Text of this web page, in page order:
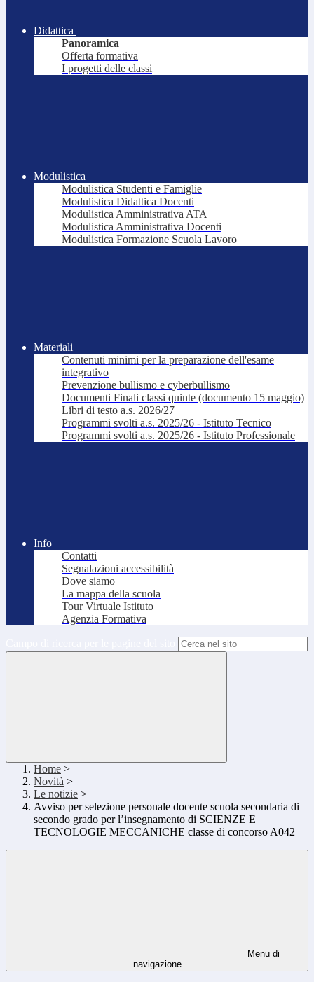
Didattica
Panoramica
Offerta formativa
I progetti delle classi
Modulistica
Modulistica Studenti e Famiglie
Modulistica Didattica Docenti
Modulistica Amministrativa ATA
Modulistica Amministrativa Docenti
Modulistica Formazione Scuola Lavoro
Materiali
Contenuti minimi per la preparazione dell'esame
integrativo
Prevenzione bullismo e cyberbullismo
Documenti Finali classi quinte (documento 15 maggio)
Libri di testo a.s. 2026/27
Programmi svolti a.s. 2025/26 - Istituto Tecnico
Programmi svolti a.s. 2025/26 - Istituto Professionale
Info
Contatti
Segnalazioni accessibilità
Dove siamo
La mappa della scuola
Tour Virtuale Istituto
Agenzia Formativa
Home >
Novità >
Le notizie >
Avviso per selezione personale docente scuola secondaria di
secondo grado per l’insegnamento di SCIENZE E
TECNOLOGIE MECCANICHE classe di concorso A042
Menu di
navigazione